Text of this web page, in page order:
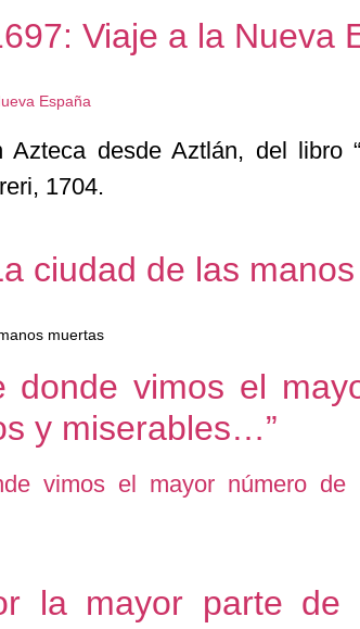
Viaje a la Nueva
desde Aztlán, del libro
1704.
ciudad de las
donde vimos el
y miserables…”
la mayor parte de